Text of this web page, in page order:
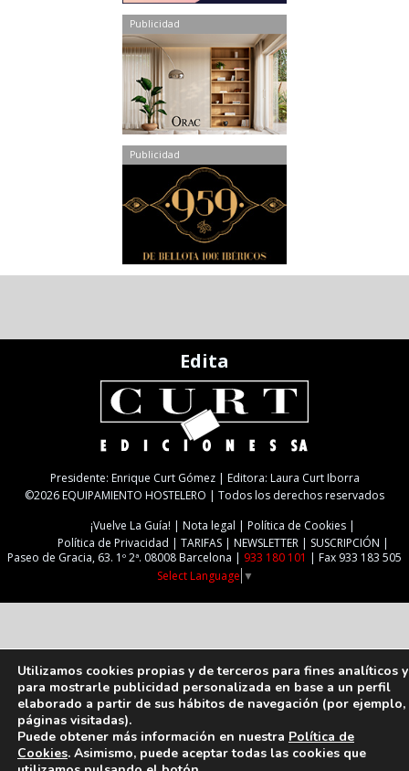
Publicidad
Publicidad
Edita
Presidente: Enrique Curt Gómez | Editora: Laura Curt Iborra
©2026 EQUIPAMIENTO HOSTELERO | Todos los derechos reservados
¡Vuelve La Guía!
Nota legal
Política de Cookies
Política de Privacidad
TARIFAS NEWSLETTER
SUSCRIPCIÓN
Paseo de Gracia, 63. 1º 2ª. 08008 Barcelona | 933 180 101 | Fax 933 183 505
Select Language ▼
Utilizamos cookies propias y de terceros para fines analíticos y
para mostrarle publicidad personalizada en base a un perfil
elaborado a partir de sus hábitos de navegación (por ejemplo,
páginas visitadas).
Puede obtener más información en nuestra Política de
Cookies. Asimismo, puede aceptar todas las cookies que